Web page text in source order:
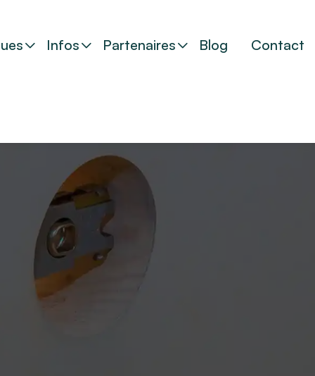
Infos Partenaires Blog Contact